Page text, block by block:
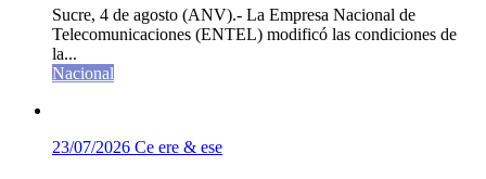
Sucre, 4 de agosto (ANV).- La Empresa Nacional de
Telecomunicaciones (ENTEL) modificó las condiciones de
la...
Nacional
23/07/2026 Ce ere & ese